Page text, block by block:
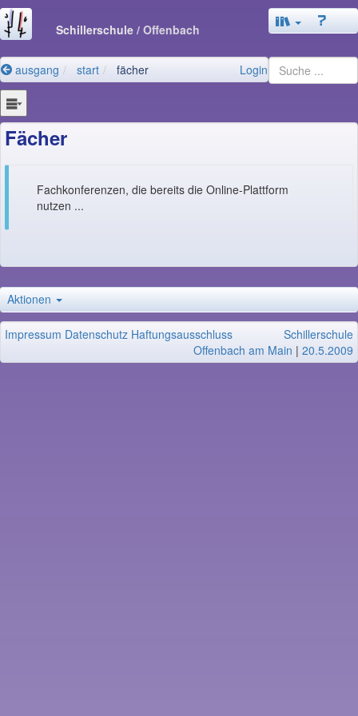
Schillerschule / Offenbach
ausgang start fächer Login
Fächer
Fachkonferenzen, die bereits die Online-Plattform
nutzen ...
Aktionen
Impressum Datenschutz Haftungsausschluss
Schillerschule
Offenbach am Main | 20.5.2009